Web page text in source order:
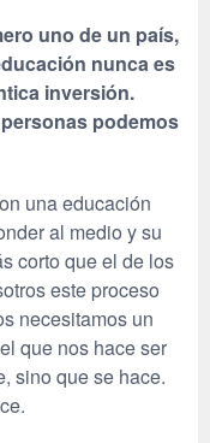
uno de un país,
nunca es
inversión.
podemos
una educación
al medio y su
corto que el de los
este proceso
necesitamos un
que nos hace ser
sino que se hace.